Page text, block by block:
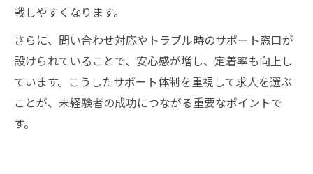
戦しやすくなります。
さらに、問い合わせ対応やトラブル時のサポート窓口が
設けられていることで、安心感が増し、定着率も向上し
ています。こうしたサポート体制を重視して求人を選ぶ
ことが、未経験者の成功につながる重要なポイントで
す。